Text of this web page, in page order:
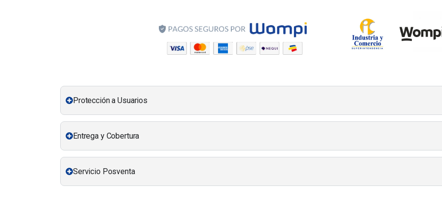
Protección a Usuarios
Entrega y Cobertura
Servicio Posventa